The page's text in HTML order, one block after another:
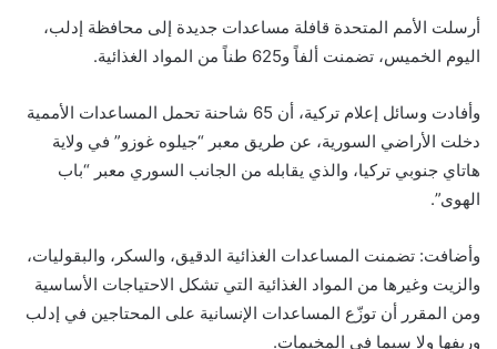
أرسلت الأمم المتحدة قافلة مساعدات جديدة إلى محافظة إدلب،
اليوم الخميس، تضمنت ألفاً و625 طناً من المواد الغذائية.
وأفادت وسائل إعلام تركية، أن 65 شاحنة تحمل المساعدات الأممية
دخلت الأراضي السورية، عن طريق معبر “جيلوه غوزو” في ولاية
هاتاي جنوبي تركيا، والذي يقابله من الجانب السوري معبر “باب
الهوى”.
وأضافت: تضمنت المساعدات الغذائية الدقيق، والسكر، والبقوليات،
والزيت وغيرها من المواد الغذائية التي تشكل الاحتياجات الأساسية
ومن المقرر أن توزّع المساعدات الإنسانية على المحتاجين في إدلب
وريفها ولا سيما في المخيمات.